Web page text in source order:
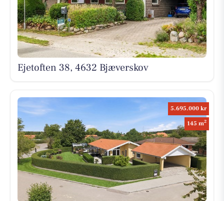
Ejetoften 38, 4632 Bjæverskov
5.695.000 kr
145 m2